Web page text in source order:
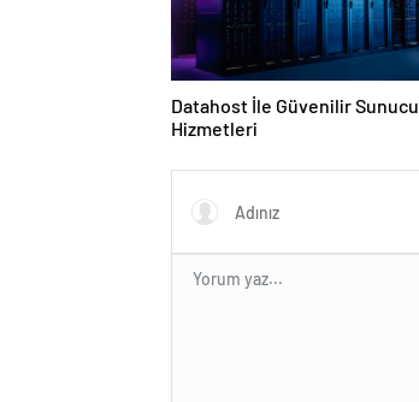
Datahost İle Güvenilir Sunucu
Hizmetleri